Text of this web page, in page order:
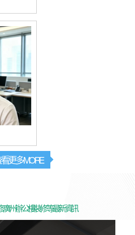
更多 MORE
廣州辦公樓裝修等最新資訊